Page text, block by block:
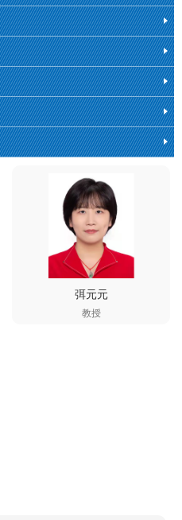
弭元元
教授